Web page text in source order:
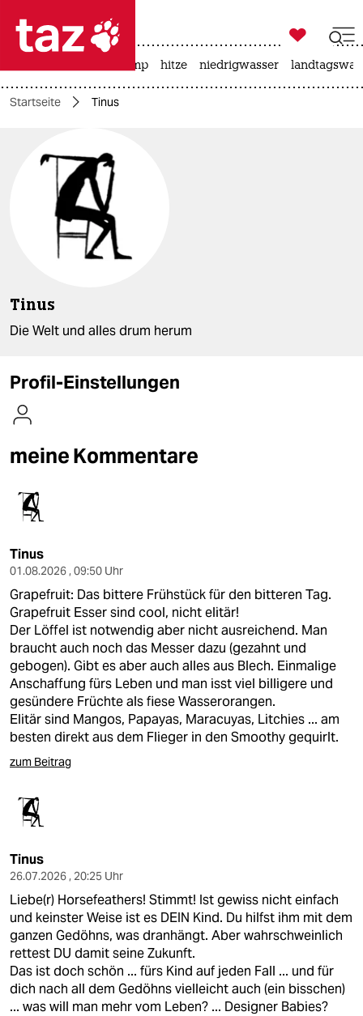

gesellschaft
kultur
sport
nord
verlag
shop
fragen & hilfe
unterstützen
abo
genossenschaft
epaper login

taz zahl ich
usa unter trump hitze niedrigwasser
Startseite Tinus
Tinus
Die Welt und alles drum herum
Profil-Einstellungen
meine Kommentare
Tinus
01.08.2026 , 09:50 Uhr
Grapefruit: Das bittere Frühstück für den bitteren Tag.
Grapefruit Esser sind cool, nicht elitär!
Der Löffel ist notwendig aber nicht ausreichend. Man
braucht auch noch das Messer dazu (gezahnt und
gebogen). Gibt es aber auch alles aus Blech. Einmalige
Anschaffung fürs Leben und man isst viel billigere und
gesündere Früchte als fiese Wasserorangen.
Elitär sind Mangos, Papayas, Maracuyas, Litchies ... am
besten direkt aus dem Flieger in den Smoothy gequirlt.
zum Beitrag
Tinus
26.07.2026 , 20:25 Uhr
Liebe(r) Horsefeathers! Stimmt! Ist gewiss nicht einfach
und keinster Weise ist es DEIN Kind. Du hilfst ihm mit dem
ganzen Gedöhns, was dranhängt. Aber wahrschweinlich
rettest DU damit seine Zukunft.
Das ist doch schön ... fürs Kind auf jeden Fall ... und für
dich nach all dem Gedöhns vielleicht auch (ein bisschen)
... was will man mehr vom Leben? ... Designer Babies?